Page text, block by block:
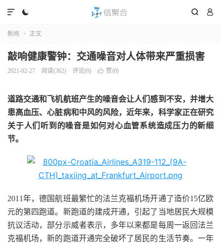
  

新闻  正文
敲响健康警钟：交通噪音对人体带来严重损害
2021-02-27 阅读(362) 评论(0)  赞(0)
道路交通和飞机航班产生的噪音会让人们感到不安，并增大
患高血压、心脏病和中风的风险，近年来，科学家正在研究
关于人们听到的噪音是如何对心血管系统造成压力的新细
节。
2011年，德国航班最繁忙的法兰克福机场开通了造价15亿欧
元的第四跑道。新跑道的建成开通，引起了当地居民大规模
抗议活动，部分示威者表示，多年以来都是每周一返回法兰
克福机场，新的跑道开通完全破坏了居民的生活节奏。一年